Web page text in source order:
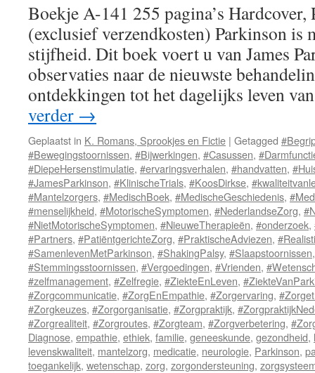
Boekje A-141 255 pagina’s
(exclusief verzendkosten) Parkinson is
stijfheid. Dit boek voert u van James
observaties naar de nieuwste
ontdekkingen tot het dagelijks leven
verder →
Geplaatst in K. Romans, Sprookjes en Fictie | Getagged
#Bewegingstoornissen, #Bijwerkingen, #Casussen,
#DiepeHersenstimulatie, #ervaringsverhalen, #handvatten,
#JamesParkinson, #KlinischeTrials, #KoosDirkse,
#Mantelzorgers, #MedischBoek, #MedischeGeschiedenis,
#menselijkheid, #MotorischeSymptomen, #NederlandseZorg,
#NietMotorischeSymptomen, #NieuweTherapieën, #onderzoek,
#Partners, #PatiëntgerichteZorg, #PraktischeAdviezen,
#SamenlevenMetParkinson, #ShakingPalsy, #Slaapstoornissen
#Stemmingsstoornissen, #Vergoedingen, #Vrienden,
#zelfmanagement, #Zelfregie, #ZiekteEnLeven,
#Zorgcommunicatie, #ZorgEnEmpathie, #Zorgervaring,
#Zorgkeuzes, #Zorgorganisatie, #Zorgpraktijk,
#Zorgrealiteit, #Zorgroutes, #Zorgteam, #Zorgverbetering,
Diagnose, empathie, ethiek, familie, geneeskunde, gezondheid,
levenskwaliteit, mantelzorg, medicatie, neurologie, Parkinson,
toegankelijk, wetenschap, zorg, zorgondersteuning,